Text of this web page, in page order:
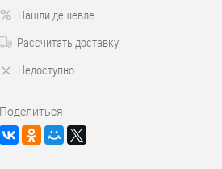
Нашли дешевле
Рассчитать доставку
Недоступно
Поделиться